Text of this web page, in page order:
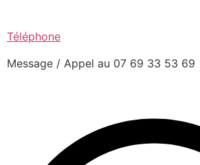
Téléphone
Message / Appel au 07 69 33 53 69